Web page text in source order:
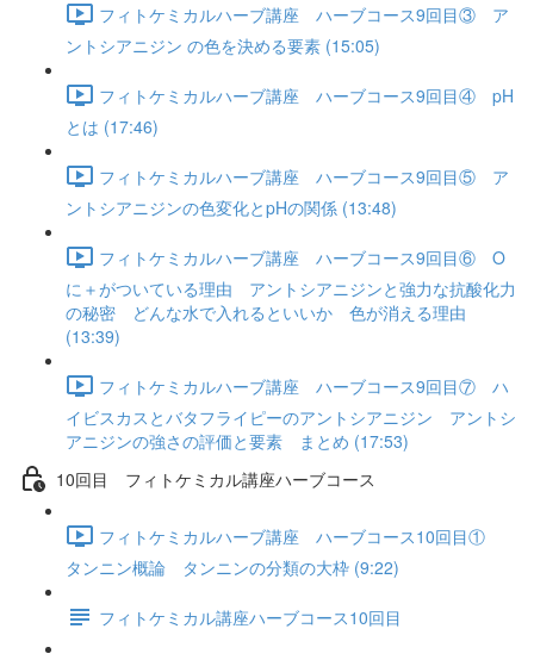
フィトケミカルハーブ講座 ハーブコース9回目③ ア
ントシアニジン の色を決める要素 (15:05)
フィトケミカルハーブ講座 ハーブコース9回目④ pH
とは (17:46)
フィトケミカルハーブ講座 ハーブコース9回目⑤ ア
ントシアニジンの色変化とpHの関係 (13:48)
フィトケミカルハーブ講座 ハーブコース9回目⑥ O
に＋がついている理由 アントシアニジンと強力な抗酸化力
の秘密 どんな水で入れるといいか 色が消える理由
(13:39)
フィトケミカルハーブ講座 ハーブコース9回目⑦ ハ
イビスカスとバタフライピーのアントシアニジン アントシ
アニジンの強さの評価と要素 まとめ (17:53)
10回目 フィトケミカル講座ハーブコース
フィトケミカルハーブ講座 ハーブコース10回目①
タンニン概論 タンニンの分類の大枠 (9:22)
フィトケミカル講座ハーブコース10回目